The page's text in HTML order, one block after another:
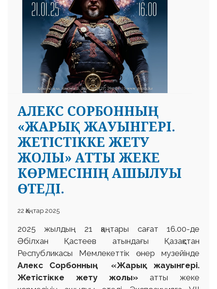
АЛЕКС СОРБОННЫҢ
«ЖАРЫҚ ЖАУЫНГЕРІ.
ЖЕТІСТІККЕ ЖЕТУ
ЖОЛЫ» АТТЫ ЖЕКЕ
КӨРМЕСІНІҢ АШЫЛУЫ
ӨТЕДІ.
22 Қаңтар 2025
2025 жылдың 21 қаңтары сағат 16.00-де
Әбілхан Қастеев атындағы Қазақстан
Республикасы Мемлекеттік өнер музейінде
Алекс Сорбонның «Жарық жауынгері.
Жетістікке жету жолы» атты жеке